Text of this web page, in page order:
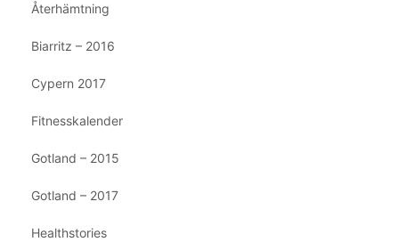
Återhämtning
Biarritz – 2016
Cypern 2017
Fitnesskalender
Gotland – 2015
Gotland – 2017
Healthstories